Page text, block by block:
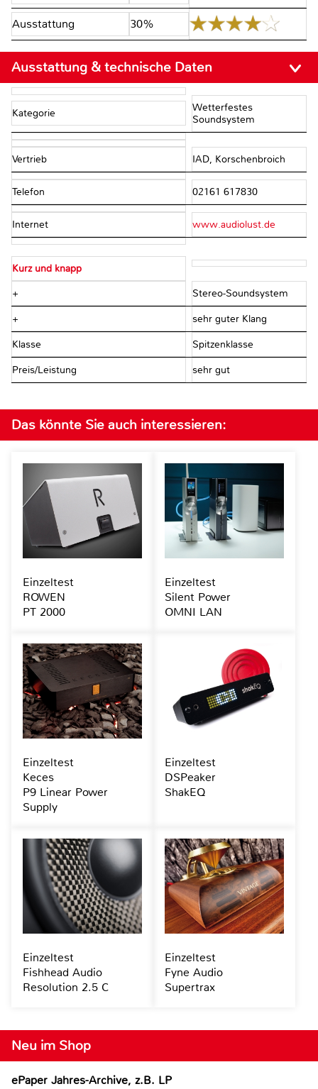
Ausstattung 30%
Ausstattung & technische Daten
Kategorie
Wetterfestes
Soundsystem
Vertrieb IAD, Korschenbroich
Telefon 02161 617830
Internet www.audiolust.de
Kurz und knapp
+ Stereo-Soundsystem
+ sehr guter Klang
Klasse Spitzenklasse
Preis/Leistung sehr gut
Neu im Shop
ePaper Jahres-Archive, z.B. LP
Das könnte Sie auch interessieren:
Einzeltest
ROWEN
PT 2000
Einzeltest
Silent Power
OMNI LAN
Einzeltest
Keces
P9 Linear Power
Supply
Einzeltest
DSPeaker
ShakEQ
Einzeltest
Fishhead Audio
Resolution 2.5 C
Einzeltest
Fyne Audio
Supertrax